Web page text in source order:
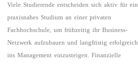
Viele Studierende entscheiden sich aktiv für ein
praxisnahes Studium an einer privaten
Fachhochschule, um frühzeitig ihr Business-
Netzwerk aufzubauen und langfristig erfolgreich
ins Management einzusteigen. Finanzielle